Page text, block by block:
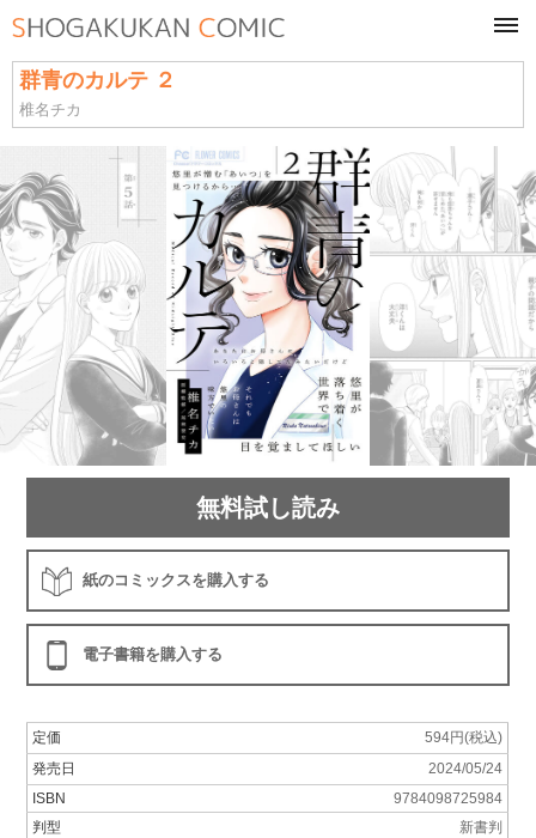
群青のカルテ ２
椎名チカ
無料試し読み
紙のコミックスを購入する
電子書籍を購入する
定価
594円(税込)
発売日
2024/05/24
ISBN
9784098725984
判型
新書判